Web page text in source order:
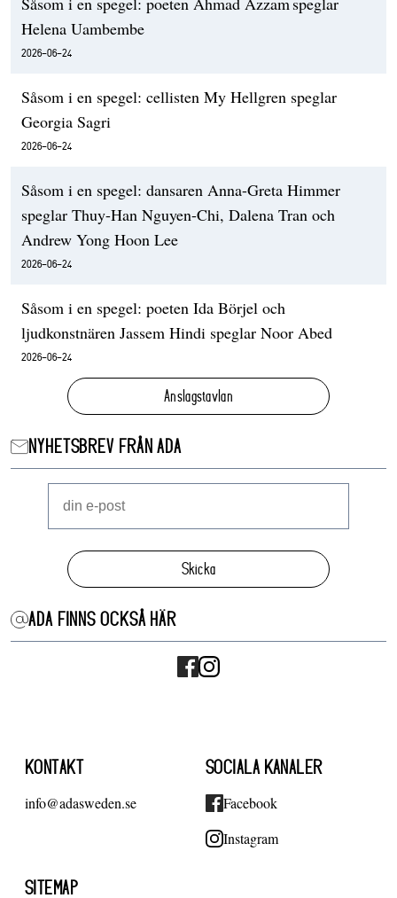
Helena Uambembe
2026-06-24
Såsom i en spegel: cellisten My Hellgren speglar
Georgia Sagri
2026-06-24
Såsom i en spegel: dansaren Anna-Greta Himmer
speglar Thuy-Han Nguyen-Chi, Dalena Tran och
Andrew Yong Hoon Lee
2026-06-24
Såsom i en spegel: poeten Ida Börjel och
ljudkonstnären Jassem Hindi speglar Noor Abed
2026-06-24
Anslagstavlan
NYHETSBREV FRÅN ADA
Skicka
ADA FINNS OCKSÅ HÄR
KONTAKT
info@adasweden.se
SOCIALA KANALER
Facebook
Instagram
SITEMAP